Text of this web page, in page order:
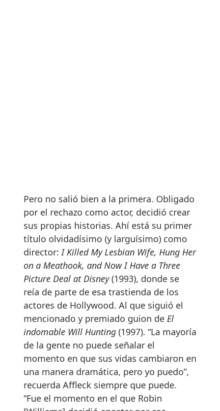
Pero no salió bien a la primera. Obligado
por el rechazo como actor, decidió crear
sus propias historias. Ahí está su primer
título olvidadísimo (y larguísimo) como
director:I Killed My Lesbian Wife, Hung Her
on a Meathook, and Now I Have a Three
Picture Deal at Disney(1993), donde se
reía de parte de esa trastienda de los
actores de Hollywood. Al que siguió el
mencionado y premiado guion de El
indomable Will Hunting (1997). “La mayoría
de la gente no puede señalar el
momento en que sus vidas cambiaron en
una manera dramática, pero yo puedo”,
recuerda Affleck siempre que puede.
“Fue el momento en el que Robin